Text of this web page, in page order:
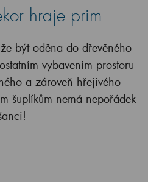
hraje prim
být oděna do dřevěného
vybavením prostoru
a zároveň hřejivého
šuplíkům nemá nepořádek